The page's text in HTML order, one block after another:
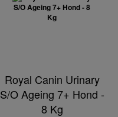
Royal Canin Urinary
S/O Ageing 7+ Hond -
8 Kg